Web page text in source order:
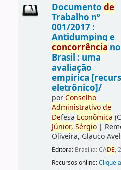
Documento de
Trabalho nº
001/2017 :
Antidumping e
concorrência no
Brasil : uma
avaliação
empírica
eletrônico]/
porConselho
Administrativo de
Defesa Econômica
Júnior, Sérgio|
Oliveira, Glauco
Editora: Brasília: CADE,
Recursos online:Clique